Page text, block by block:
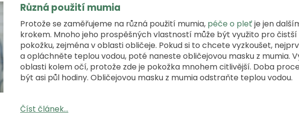
Různá použití mumia
Protože se zaměřujeme na různá použití mumia, péče o pleťje jen
krokem. Mnoho jeho prospěšných vlastností může být využito pro čistší
pokožku, zejména v oblasti obličeje. Pokud si to chcete vyzkoušet,
a opláchněte teplou vodou, poté naneste obličejovou masku z mumia.
oblasti kolem očí, protože zde je pokožka mnohem citlivější. Doba
být asi půl hodiny. Obličejovou masku z mumia odstraňte teplou vodou.
Číst článek...